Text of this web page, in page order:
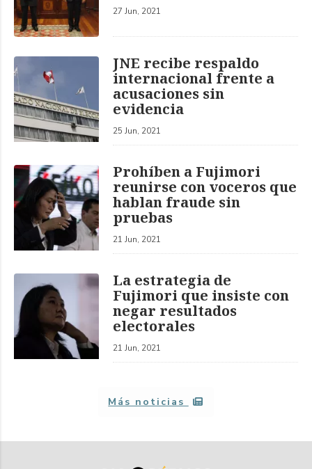
27 Jun, 2021
JNE recibe respaldo
internacional frente a
acusaciones sin
evidencia
25 Jun, 2021
Prohíben a Fujimori
reunirse con voceros que
hablan fraude sin
pruebas
21 Jun, 2021
La estrategia de
Fujimori que insiste con
negar resultados
electorales
21 Jun, 2021
Más noticias